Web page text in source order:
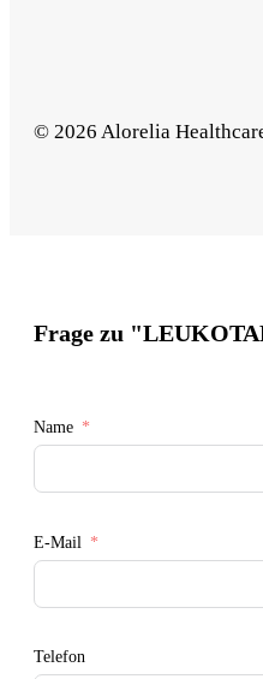
© 2026 Alorelia
Frage zu
Name
E-Mail
Telefon